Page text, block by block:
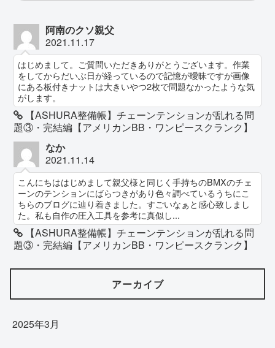
阿南のクソ親父
2021.11.17
はじめまして。ご質問いただきありがとうございます。作業
をしてからだいぶ日が経っているので記憶が曖昧ですが画像
にある板付きナットは大きいやつ2枚で問題なかったような気
がします。
【ASHURA整備帳】チェーンテンションが乱れる問
題③・完結編【アメリカンBB・ワンピースクランク】
なか
2021.11.14
こんにちははじめまして親父様と同じく手持ちのBMXのチェ
ーンのテンションにばらつきがあり色々調べているうちにこ
ちらのブログに辿り着きました。すごいなぁと感心致しまし
た。私も自作の圧入工具を参考に真似し...
【ASHURA整備帳】チェーンテンションが乱れる問
題③・完結編【アメリカンBB・ワンピースクランク】
アーカイブ
2025年3月